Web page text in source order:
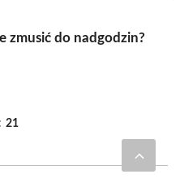
zmusić do nadgodzin?
21